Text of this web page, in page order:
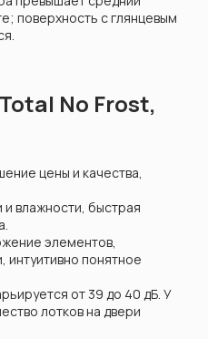
поверхность с глянцевым
No Frost,
цены и качества,
и влажности, быстрая
элементов,
понятное
от 39 до 40 дБ. У
лотков на двери